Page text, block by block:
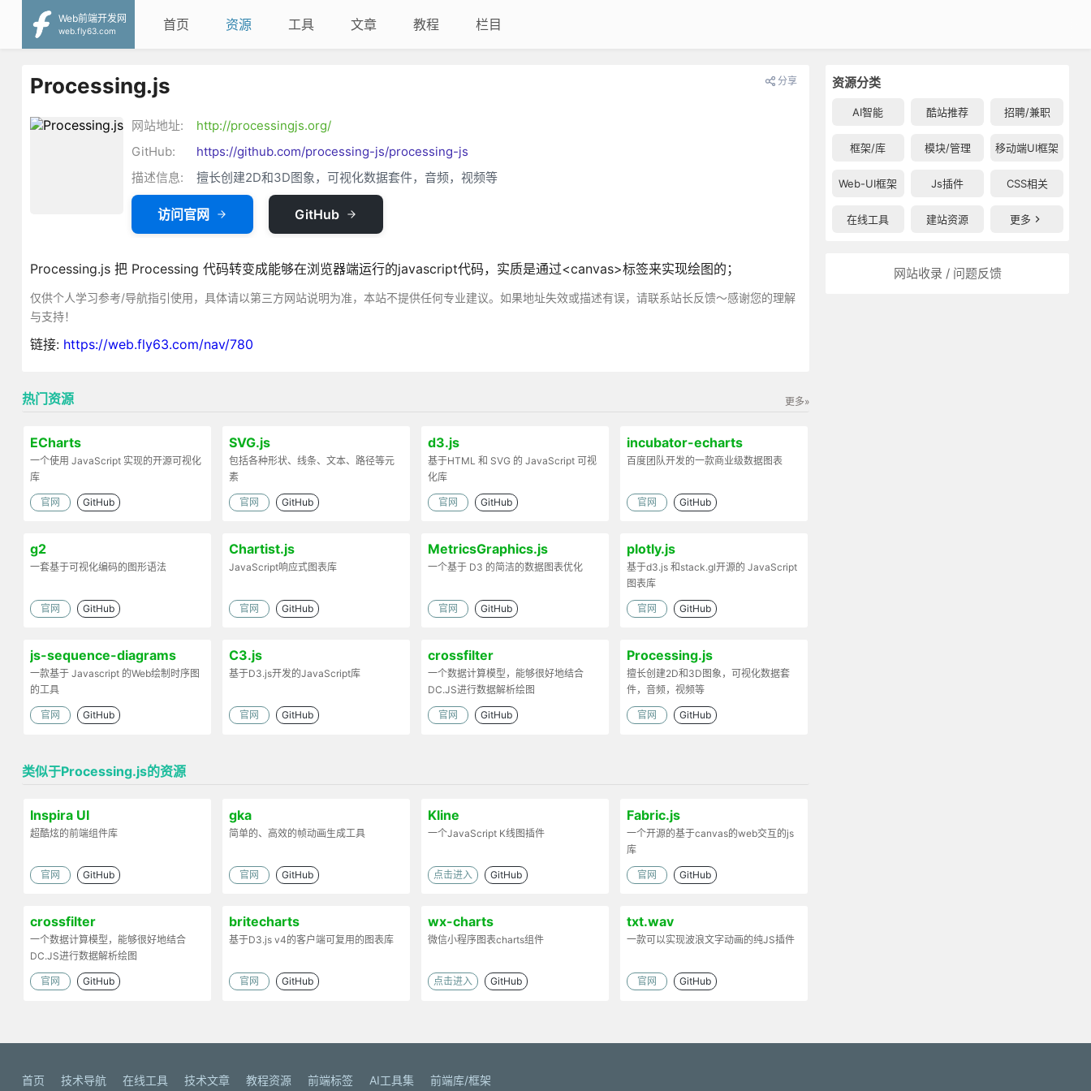
Web前端开发网
web.fly63.com
首页 资源 工具 文章 教程 栏目
资源分类
AI智能 酷站推荐 招聘/兼职
框架/库 模块/管理 移动端UI框架
Web-UI框架 Js插件 CSS相关
在线工具 建站资源 更多
网站收录 / 问题反馈
Processing.js 分享
网站地址:
http://processingjs.org/
GitHub:
https://github.com/processing-js/processing-js
描述信息:
擅长创建2D和3D图象，可视化数据套件，音频，视频等
访问官网 GitHub
Processing.js 把 Processing 代码转变成能够在浏览器端运行的javascript代码，实质是通过<canvas>标签来实现绘图的；
仅供个人学习参考/导航指引使用，具体请以第三方网站说明为准，本站不提供任何专业建议。如果地址失效或描述有误，请联系站长反馈～感谢您的理解
与支持！
链接: https://web.fly63.com/nav/780
更多»
热门资源
ECharts
一个使用 JavaScript 实现的开源可视化
库
官网 GitHub
SVG.js
包括各种形状、线条、文本、路径等元
素
官网 GitHub
d3.js
基于HTML 和 SVG 的 JavaScript 可视
化库
官网 GitHub
incubator-echarts
百度团队开发的一款商业级数据图表
官网 GitHub
g2
一套基于可视化编码的图形语法
官网 GitHub
Chartist.js
JavaScript响应式图表库
官网 GitHub
MetricsGraphics.js
一个基于 D3 的简洁的数据图表优化
官网 GitHub
plotly.js
基于d3.js 和stack.gl开源的 JavaScript
图表库
官网 GitHub
js-sequence-diagrams
一款基于 Javascript 的Web绘制时序图
的工具
官网 GitHub
C3.js
基于D3.js开发的JavaScript库
官网 GitHub
crossfilter
一个数据计算模型，能够很好地结合
DC.JS进行数据解析绘图
官网 GitHub
Processing.js
擅长创建2D和3D图象，可视化数据套
件，音频，视频等
官网 GitHub
类似于Processing.js的资源
Inspira UI
超酷炫的前端组件库
官网 GitHub
gka
简单的、高效的帧动画生成工具
官网 GitHub
Kline
一个JavaScript K线图插件
点击进入 GitHub
Fabric.js
一个开源的基于canvas的web交互的js
库
官网 GitHub
crossfilter
一个数据计算模型，能够很好地结合
DC.JS进行数据解析绘图
官网 GitHub
britecharts
基于D3.js v4的客户端可复用的图表库
官网 GitHub
wx-charts
微信小程序图表charts组件
点击进入 GitHub
txt.wav
一款可以实现波浪文字动画的纯JS插件
官网 GitHub
首页 技术导航 在线工具 技术文章 教程资源 前端标签 AI工具集 前端库/框架